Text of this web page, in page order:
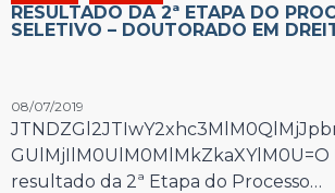
RESULTADO DA 2ª ETAPA DO
SELETIVO – DOUTORADO EM
08/07/2019
GUlMjIlM0UlM0MlMkZkaXYlM0U=O
resultado da 2ª Etapa do Processo…